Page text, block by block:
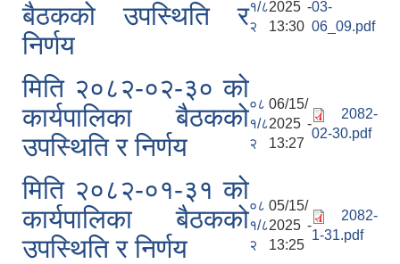
बैठकको उपस्थिति र
निर्णय
१/८
२
2025 -
13:30
03-
06_09.pdf
मिति २०८२-०२-३० को
कार्यपालिका बैठकको
उपस्थिति र निर्णय
०८
१/८
२
06/15/
2025 -
13:27
2082-
02-30.pdf
मिति २०८२-०१-३१ को
कार्यपालिका बैठकको
उपस्थिति र निर्णय
०८
१/८
२
05/15/
2025 -
13:25
2082-
1-31.pdf